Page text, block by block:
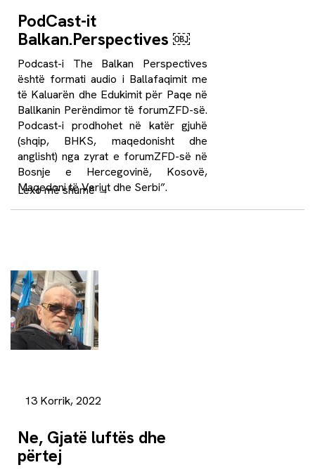
PodCast-it
Balkan.Perspectives ￼
Podcast-i The Balkan Perspectives
është formati audio i Ballafaqimit me
të Kaluarën dhe Edukimit për Paqe në
Ballkanin Perëndimor të forumZFD-së.
Podcast-i prodhohet në katër gjuhë
(shqip, BHKS, maqedonisht dhe
anglisht) nga zyrat e forumZFD-së në
Bosnje e Hercegovinë, Kosovë,
Maqedoni të Veriut dhe Serbi”.
Lexo më shumë→
13 Korrik, 2022
Ne, Gjatë luftës dhe
përtej